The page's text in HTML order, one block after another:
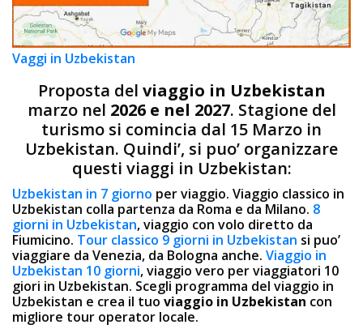
Vaggi in Uzbekistan
Proposta del viaggio in Uzbekistan
marzo nel 2026 e nel 2027. Stagione del
turismo si comincia dal 15 Marzo in
Uzbekistan. Quindi’, si puo’ organizzare
questi viaggi in Uzbekistan:
Uzbekistan in 7 giorno per viaggio. Viaggio classico in
Uzbekistan colla partenza da Roma e da Milano. 8
giorni in Uzbekistan, viaggio con volo diretto da
Fiumicino. Tour classico 9 giorni in Uzbekistan si puo’
viaggiare da Venezia, da Bologna anche. Viaggio in
Uzbekistan 10 giorni, viaggio vero per viaggiatori 10
giori in Uzbekistan. Scegli programma del viaggio in
Uzbekistan e crea il tuo viaggio in Uzbekistan con
migliore tour operator locale.